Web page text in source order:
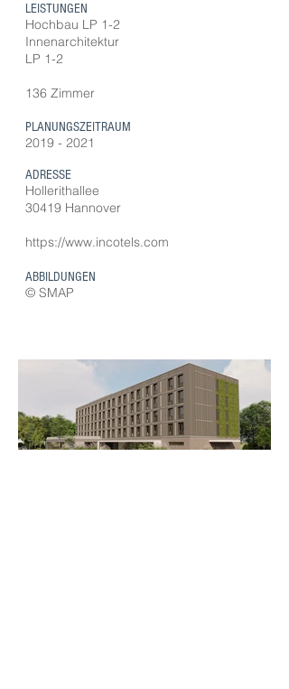
LEISTUNGEN
Hochbau LP 1-2
Innenarchitektur
LP 1-2
136 Zimmer
PLANUNGSZEITRAUM
2019 - 2021
ADRESSE
Hollerithallee
30419 Hannover
https://www.incotels.com
ABBILDUNGEN
© SMAP